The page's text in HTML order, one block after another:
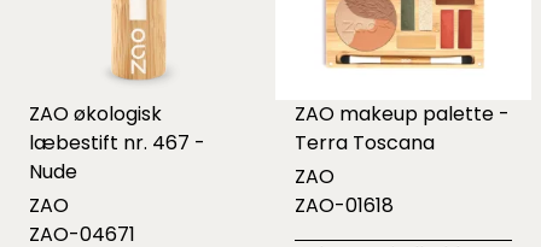
ZAO økologisk
læbestift nr. 467 -
Nude
ZAO
ZAO-04671
ZAO makeup palette -
Terra Toscana
ZAO
ZAO-01618